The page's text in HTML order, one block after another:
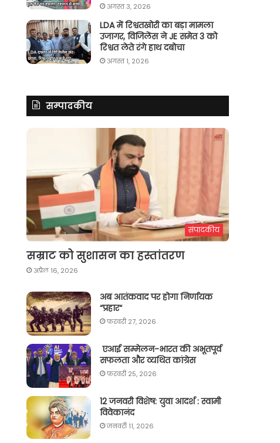
अगस्त 3, 2026
LDA में रिश्वतखोरी का बड़ा मामला
उजागर, विजिलेंस ने JE समेत 3 को
रिश्वत लेते रंगे हाथ दबोचा
अगस्त 1, 2026
सम्पादकीय
संपादकीय
सम्राट को सुशासन का हस्तांतरण
अप्रैल 16, 2026
अब आतंकवाद पर होगा निर्णायक
“प्रहार“
फ़रवरी 27, 2026
एआई सम्मेलन-भारत की अभूतपूर्व
सफलता और व्यथित कांग्रेस
फ़रवरी 25, 2026
12 जनवरी विशेष: युवा आदर्श : स्वामी
विवेकानंद
जनवरी 11, 2026